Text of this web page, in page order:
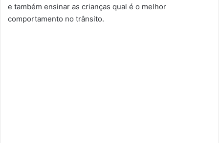
e também ensinar as crianças qual é o melhor
comportamento no trânsito.